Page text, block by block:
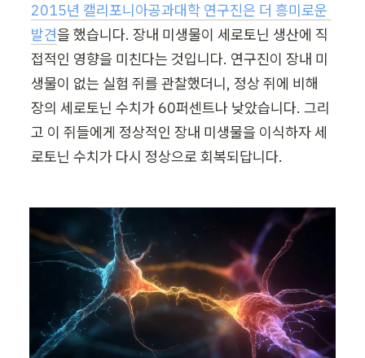
2015년 캘리포니아공과대학 연구진은 더 흥미로운
발견을 했습니다. 장내 미생물이 세로토닌 생산에 직
접적인 영향을 미친다는 것입니다. 연구진이 장내 미
생물이 없는 실험 쥐를 관찰했더니, 정상 쥐에 비해
장의 세로토닌 수치가 60퍼센트나 낮았습니다. 그리
고 이 쥐들에게 정상적인 장내 미생물을 이식하자 세
로토닌 수치가 다시 정상으로 회복되답니다.